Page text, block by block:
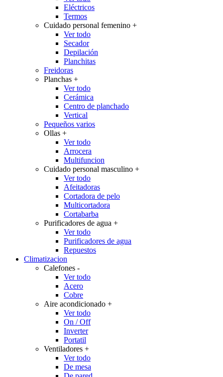
Eléctricos
Termos
Cuidado personal femenino +
Ver todo
Secador
Depilación
Planchitas
Freidoras
Planchas +
Ver todo
Cerámica
Centro de planchado
Vertical
Pequeños varios
Ollas +
Ver todo
Arrocera
Multifuncion
Cuidado personal masculino +
Ver todo
Afeitadoras
Cortadora de pelo
Multicortadora
Cortabarba
Purificadores de agua +
Ver todo
Purificadores de agua
Repuestos
Climatizacion
Calefones -
Ver todo
Acero
Cobre
Aire acondicionado +
Ver todo
On / Off
Inverter
Portatil
Ventiladores +
Ver todo
De mesa